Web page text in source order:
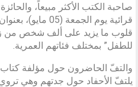
صاحبة الكتب الأكثر مبيعاً،
قرائية يوم
قلوب ما يزيد على ألف شخص من
للطفل” بمختلف فئاتهم العمرية.
والتفّ الحاضرون حول مؤلفة كتاب
يلتفّ الأحفاد حول جدتهم وهي